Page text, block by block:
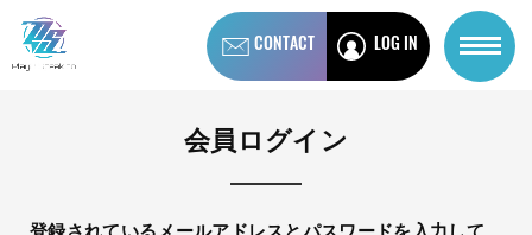
CONTACT LOG IN
会員ログイン
登録されているメールアドレスとパスワードを入力して